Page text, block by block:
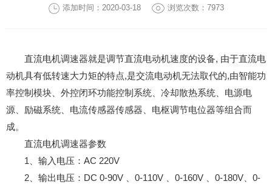
添加时间：2020-03-18 浏览次数：7973
直流电机调速器就是调节直流电动机速度的设备, 由于直流电
动机具有低转速大力矩的特点,是交流电动机无法取代的,由智能功
率控制模块、外控闭环功能控制系统、冷却散热系统、电源电
源、励磁系统、电流传感器传感器、电枢调节电位器等组合而
成。
直流电机调速器参数
1、输入电压：AC 220V
2、输出电压：DC 0-90V 、0-110V 、0-160V 、0-180V、0-